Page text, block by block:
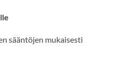
sääntöjen mukaisesti